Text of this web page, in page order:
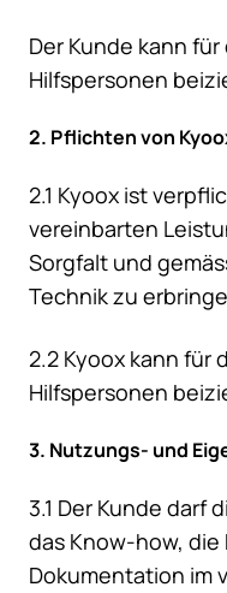
Der Kunde kann
Hilfspersonen
2. Pflichten von
2.1 Kyoox ist
vereinbarten
Sorgfalt und
Technik zu
2.2 Kyoox kann für
Hilfspersonen
3. Nutzungs- und
3.1 Der Kunde darf
das Know-how,
Dokumentation im